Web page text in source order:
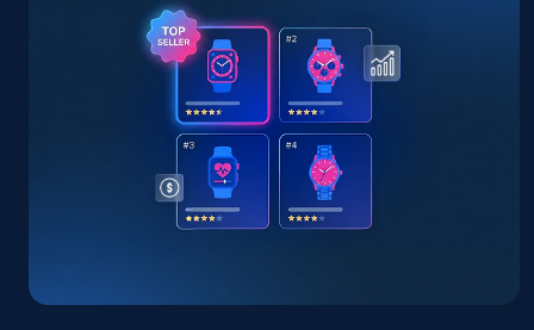
TikTok Shop - Collect TikTok shop products
by keywords search
URL, Title, Available, Description, Currency, Initial
price, Final price, Discount percent, and more.
668+